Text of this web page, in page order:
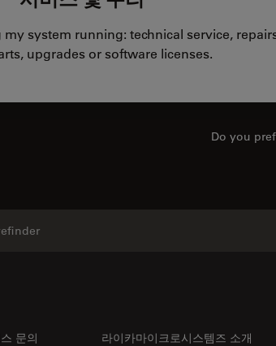
my system running: technical service,
upgrades or software licenses.
Do you
문의
라이카마이크로시스템즈 소개